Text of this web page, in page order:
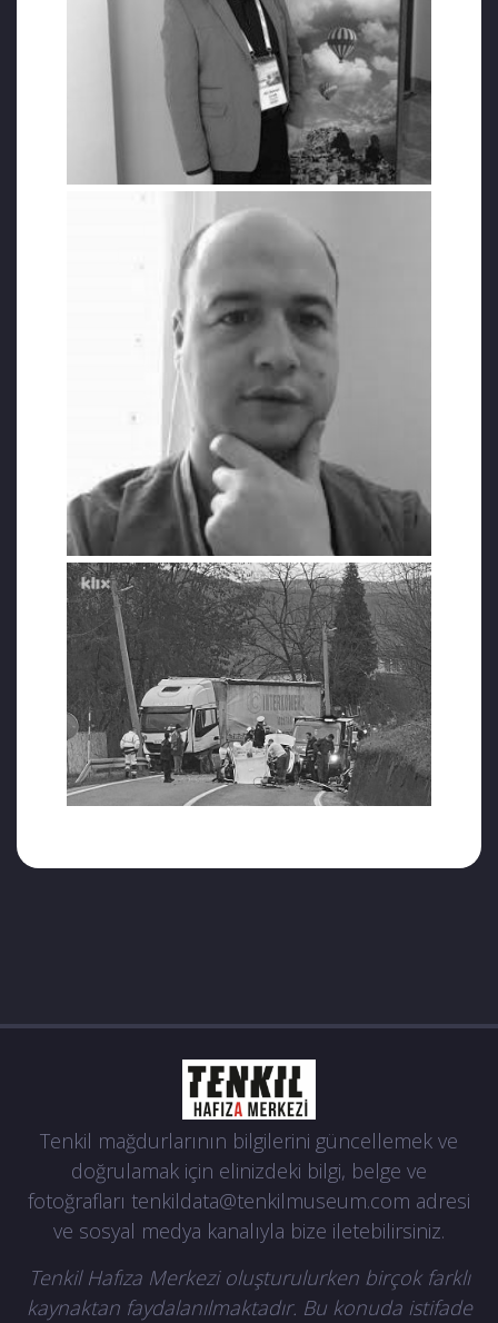
eşini ve üç çocuğunu Bosna Hersek’e davet
ederek yıllar sonra görüştüğü öğrenildi.
1980 doğumlu Ali Osman Çırak 2004 yılında
Pamukkale Üniversitesi Fizyoterapi ve
Rehabilitasyon bölümünden mezun oldu ve
Yıldırım Beyazıt Üniversitesi’nde radyoloji
alanında yüksek lisans yaptı.
Tenkil mağdurlarının bilgilerini güncellemek ve
doğrulamak için elinizdeki bilgi, belge ve
fotoğrafları tenkildata@tenkilmuseum.com adresi
ve sosyal medya kanalıyla bize iletebilirsiniz.
Tenkil Hafıza Merkezi oluşturulurken birçok farklı
kaynaktan faydalanılmaktadır. Bu konuda istifade